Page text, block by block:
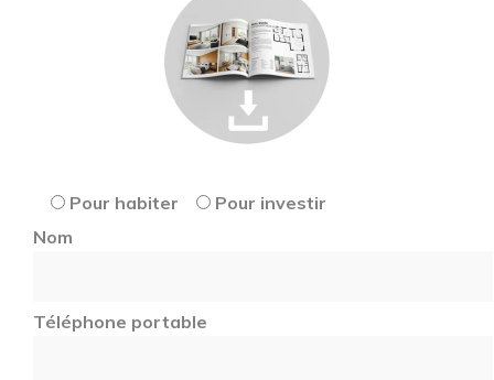
Pour habiter
Pour investir
Nom
Téléphone portable